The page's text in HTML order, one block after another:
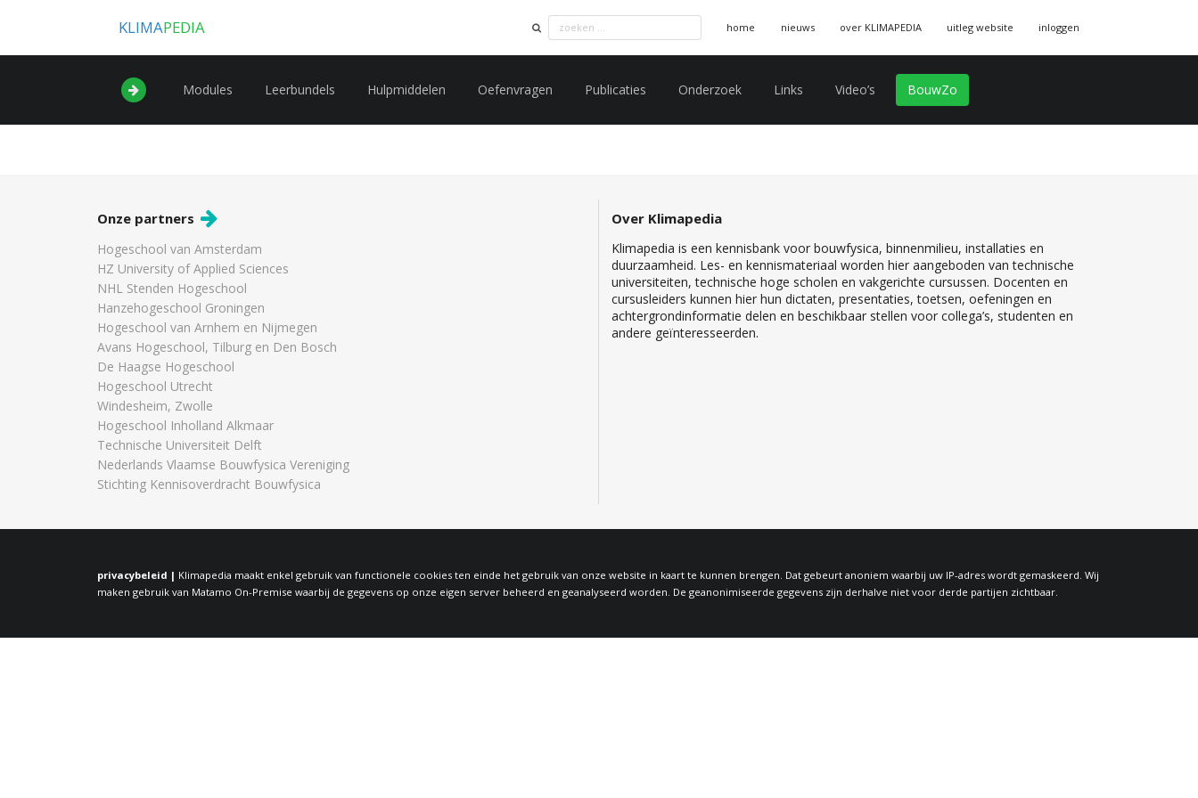
KLIMAPEDIA home nieuws over KLIMAPEDIA uitleg website inloggen
Modules Leerbundels Hulpmiddelen Oefenvragen Publicaties Onderzoek Links Video’s BouwZo
Onze partners
Hogeschool van Amsterdam
HZ University of Applied Sciences
NHL Stenden Hogeschool
Hanzehogeschool Groningen
Hogeschool van Arnhem en Nijmegen
Avans Hogeschool, Tilburg en Den Bosch
De Haagse Hogeschool
Hogeschool Utrecht
Windesheim, Zwolle
Hogeschool Inholland Alkmaar
Technische Universiteit Delft
Nederlands Vlaamse Bouwfysica Vereniging
Stichting Kennisoverdracht Bouwfysica
Over Klimapedia
Klimapedia is een kennisbank voor bouwfysica, binnenmilieu, installaties en
duurzaamheid. Les- en kennismateriaal worden hier aangeboden van technische
universiteiten, technische hoge scholen en vakgerichte cursussen. Docenten en
cursusleiders kunnen hier hun dictaten, presentaties, toetsen, oefeningen en
achtergrondinformatie delen en beschikbaar stellen voor collega’s, studenten en
andere geïnteresseerden.
privacybeleid | Klimapedia maakt enkel gebruik van functionele cookies ten einde het gebruik van onze website in kaart te kunnen brengen. Dat gebeurt anoniem waarbij uw IP-adres wordt gemaskeerd. Wij
maken gebruik van Matamo On-Premise waarbij de gegevens op onze eigen server beheerd en geanalyseerd worden. De geanonimiseerde gegevens zijn derhalve niet voor derde partijen zichtbaar.